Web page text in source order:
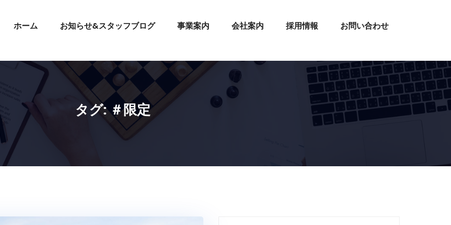
ホーム お知らせ&スタッフブログ 事業案内 会社案内 採用情報 お問い合わせ
タグ:＃限定